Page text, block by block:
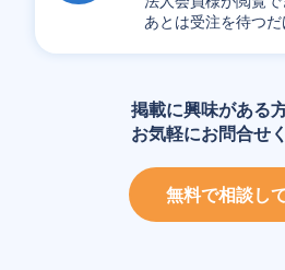
あとは受注を待つだ
掲載に興味がある
お気軽にお問合せ
無料で相談し